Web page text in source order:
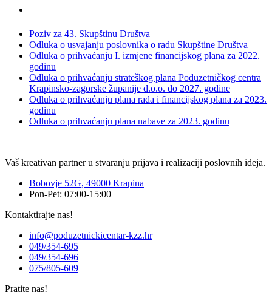
Poziv za 43. Skupštinu Društva
Odluka o usvajanju poslovnika o radu Skupštine Društva
Odluka o prihvaćanju I. izmjene financijskog plana za 2022.
godinu
Odluka o prihvaćanju strateškog plana Poduzetničkog centra
Krapinsko-zagorske županije d.o.o. do 2027. godine
Odluka o prihvaćanju plana rada i financijskog plana za 2023.
godinu
Odluka o prihvaćanju plana nabave za 2023. godinu
Vaš kreativan partner u stvaranju prijava i realizaciji poslovnih ideja.
Bobovje 52G, 49000 Krapina
Pon-Pet: 07:00-15:00
Kontaktirajte nas!
info@poduzetnickicentar-kzz.hr
049/354-695
049/354-696
075/805-609
Pratite nas!